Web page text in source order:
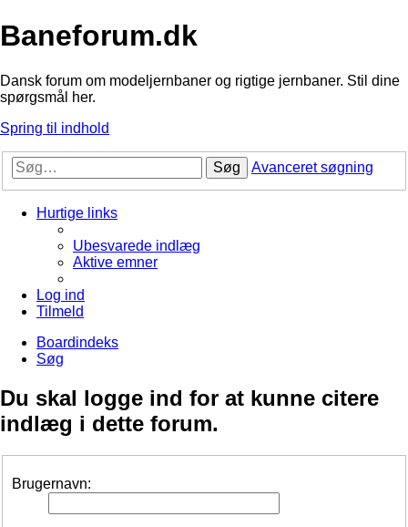
Baneforum.dk
Dansk forum om modeljernbaner og rigtige jernbaner. Stil dine
spørgsmål her.
Spring til indhold
Søg Avanceret søgning
Hurtige links
Ubesvarede indlæg
Aktive emner
Log ind
Tilmeld
Boardindeks
Søg
Du skal logge ind for at kunne citere
indlæg i dette forum.
Brugernavn: